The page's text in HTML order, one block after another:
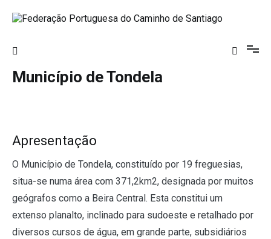
para
Santiago
Município de Tondela
Apresentação
O Município de Tondela, constituído por 19 freguesias,
situa-se numa área com 371,2km2, designada por muitos
geógrafos como a Beira Central. Esta constitui um
extenso planalto, inclinado para sudoeste e retalhado por
diversos cursos de água, em grande parte, subsidiários